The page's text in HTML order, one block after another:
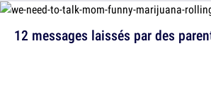
12 messages laissés par des